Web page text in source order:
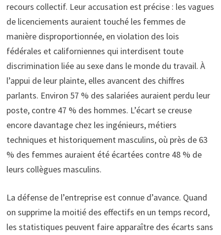
recours collectif. Leur accusation est précise : les vagues
de licenciements auraient touché les femmes de
manière disproportionnée, en violation des lois
fédérales et californiennes qui interdisent toute
discrimination liée au sexe dans le monde du travail. À
l’appui de leur plainte, elles avancent des chiffres
parlants. Environ 57 % des salariées auraient perdu leur
poste, contre 47 % des hommes. L’écart se creuse
encore davantage chez les ingénieurs, métiers
techniques et historiquement masculins, où près de 63
% des femmes auraient été écartées contre 48 % de
leurs collègues masculins.
La défense de l’entreprise est connue d’avance. Quand
on supprime la moitié des effectifs en un temps record,
les statistiques peuvent faire apparaître des écarts sans